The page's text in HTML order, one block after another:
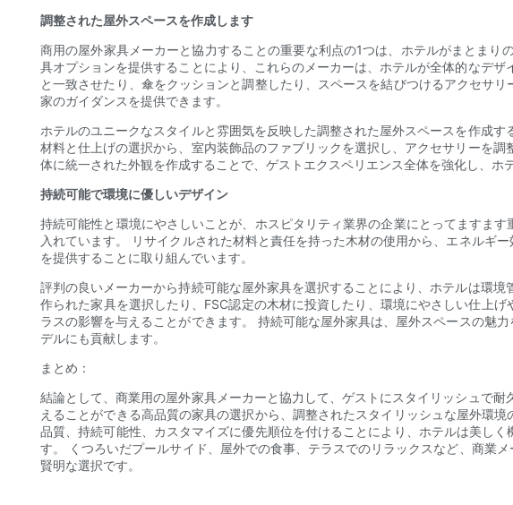
調整された屋外スペースを作成します
商用の屋外家具メーカーと協力することの重要な利点の1つは、ホテルがまとま
具オプションを提供することにより、これらのメーカーは、ホテルが全体的なデ
と一致させたり、傘をクッションと調整したり、スペースを結びつけるアクセサ
家のガイダンスを提供できます。
ホテルのユニークなスタイルと雰囲気を反映した調整された屋外スペースを作成
材料と仕上げの選択から、室内装飾品のファブリックを選択し、アクセサリーを
体に統一された外観を作成することで、ゲストエクスペリエンス全体を強化し、ホ
持続可能で環境に優しいデザイン
持続可能性と環境にやさしいことが、ホスピタリティ業界の企業にとってますま
入れています。 リサイクルされた材料と責任を持った木材の使用から、エネルギ
を提供することに取り組んでいます。
評判の良いメーカーから持続可能な屋外家具を選択することにより、ホテルは環
作られた家具を選択したり、FSC認定の木材に投資したり、環境にやさしい仕上
ラスの影響を与えることができます。 持続可能な屋外家具は、屋外スペースの魅
デルにも貢献します。
まとめ：
結論として、商業用の屋外家具メーカーと協力して、ゲストにスタイリッシュで
えることができる高品質の家具の選択から、調整されたスタイリッシュな屋外環
品質、持続可能性、カスタマイズに優先順位を付けることにより、ホテルは美し
す。 くつろいだプールサイド、屋外での食事、テラスでのリラックスなど、商業
賢明な選択です。